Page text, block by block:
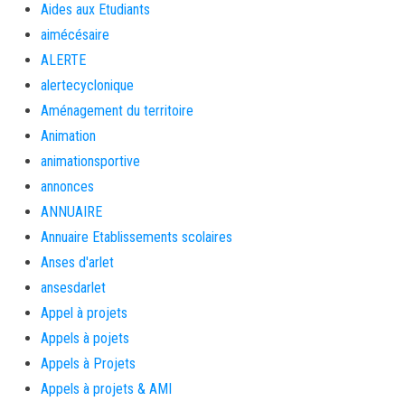
Aides aux Etudiants
aimécésaire
ALERTE
alertecyclonique
Aménagement du territoire
Animation
animationsportive
annonces
ANNUAIRE
Annuaire Etablissements scolaires
Anses d'arlet
ansesdarlet
Appel à projets
Appels à pojets
Appels à Projets
Appels à projets & AMI